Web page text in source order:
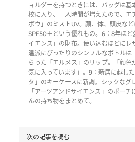
ョルダーを持つときには、バッグは
校に入り、一人時間が増えたので、エ
ボウ」のミストUV。顔、体、頭皮な
SPF50＋という優れもの。6：8年ほ
イエンス」の財布。使い込むほどにレ
温派にぴったりのシンプルなボトルは
らった「エルメス」のリップ。「顔
気に入っています」。9：新居に越し
タ」のキーケースに新調。シックなグ
「アーツアンドサイエンス」のポー
んの持ち物をまとめて。
次の記事を読む